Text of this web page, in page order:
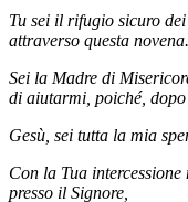
Tu sei il rifugio sicuro
attraverso questa novena.
Sei la Madre di
di aiutarmi, poiché, dopo
Gesù, sei tutta la mia
Con la Tua
presso il Signore,